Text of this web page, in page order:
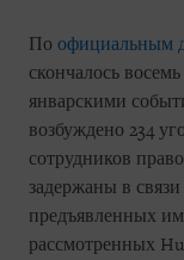
По официальным
скончалось
январскими
возбуждено 234
сотрудников
задержаны в
предъявленных
рассмотренных